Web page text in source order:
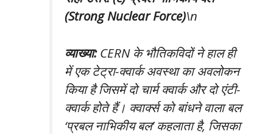
(Strong Nuclear Force)\n
व्याख्या:CERN के भौतिकविदों ने हाल ही
में एक टेट्रा-क्वार्क अवस्था का अवलोकन
किया है जिसमें दो चार्म क्वार्क और दो एंटी-
क्वार्क होते हैं। क्वार्क्स को बांधने वाला बल
‘प्रबल नाभिकीय बल’ कहलाता है, जिसका